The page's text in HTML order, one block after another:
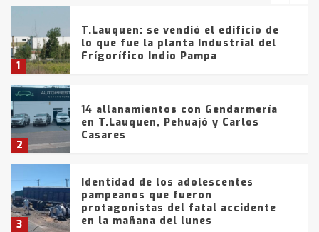
1
T.Lauquen: se vendió el edificio de
lo que fue la planta Industrial del
Frígorífico Indio Pampa
2
14 allanamientos con Gendarmería
en T.Lauquen, Pehuajó y Carlos
Casares
3
Identidad de los adolescentes
pampeanos que fueron
protagonistas del fatal accidente
en la mañana del lunes